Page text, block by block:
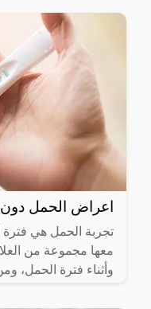
اعراض الحمل
تجربة الحمل هي فترة
معها مجموعة من
وأثناء فترة الحمل،